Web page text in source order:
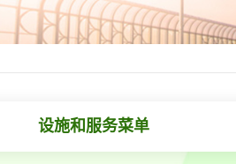
设施和服务菜单